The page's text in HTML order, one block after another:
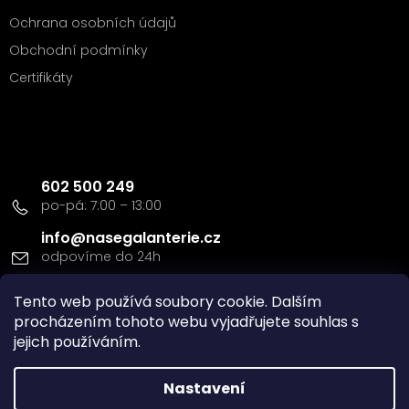
Tento web používá soubory cookie. Dalším
procházením tohoto webu vyjadřujete souhlas s
jejich používáním.
Nastavení
Ochrana osobních údajů
Obchodní podmínky
Certifikáty
info@nasegalanterie.cz
602 500 249
Doprava a platba
Vytvořil Shoptet